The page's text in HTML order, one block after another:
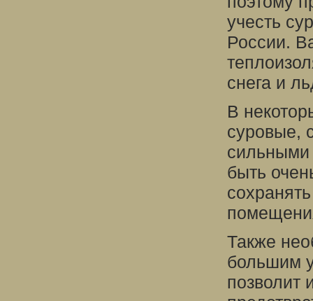
учесть
России.
снега и
В
суровые,
быть
Также
большим
позволит